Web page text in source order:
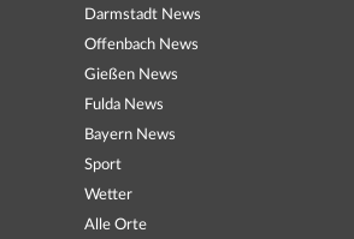
Darmstadt News
Offenbach News
Gießen News
Fulda News
Bayern News
Sport
Wetter
Alle Orte